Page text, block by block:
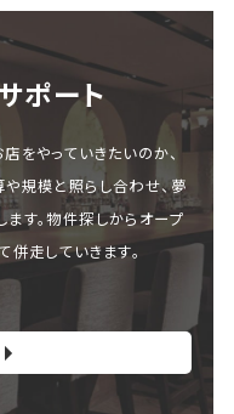
ポート
をやっていきたいのか、
規模と照らし合わせ、夢
す。物件探しからオープ
併走していきます。